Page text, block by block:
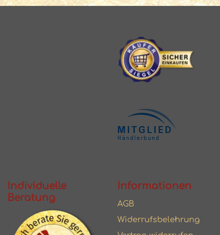
Individuelle
Beratung
Informationen
AGB
Widerrufsbelehrung